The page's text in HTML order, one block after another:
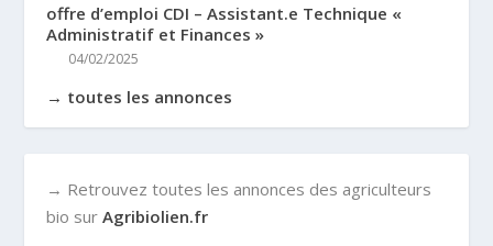
offre d’emploi CDI – Assistant.e Technique «
Administratif et Finances »
04/02/2025
→ toutes les annonces
→ Retrouvez toutes les annonces des agriculteurs
bio surAgribiolien.fr